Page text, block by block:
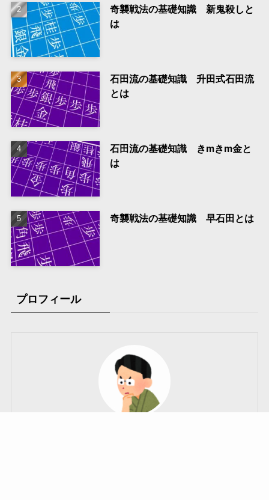
奇襲戦法の基礎知識 新鬼殺しと
は
石田流の基礎知識 升田式石田流
とは
石田流の基礎知識 きmきm金と
は
奇襲戦法の基礎知識 早石田とは
プロフィール